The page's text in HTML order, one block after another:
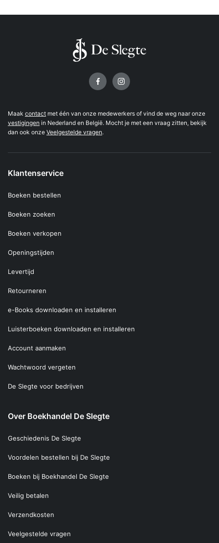
Maak contact met één van onze medewerkers of vind de weg naar onze
vestigingen in Nederland en België. Mocht je met een vraag zitten, bekijk
dan ook onze Veelgestelde vragen.
Klantenservice
Boeken bestellen
Boeken zoeken
Boeken verkopen
Openingstijden
Levertijd
Retourneren
e-Books downloaden en installeren
Luisterboeken downloaden en installeren
Account aanmaken
Wachtwoord vergeten
De Slegte voor bedrijven
Over Boekhandel De Slegte
Geschiedenis De Slegte
Voordelen bestellen bij De Slegte
Boeken bij Boekhandel De Slegte
Veilig betalen
Verzendkosten
Veelgestelde vragen